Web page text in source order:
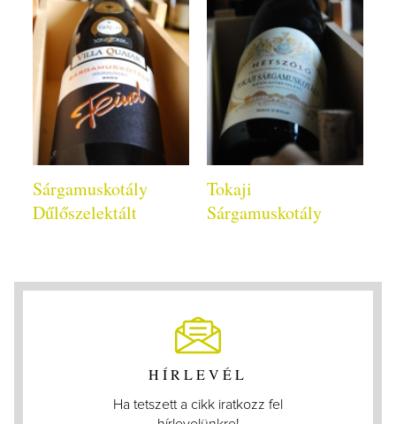
Sárgamuskotály
Dűlőszelektált
Tokaji
Sárgamuskotály
HÍRLEVÉL
Ha tetszett a cikk iratkozz fel